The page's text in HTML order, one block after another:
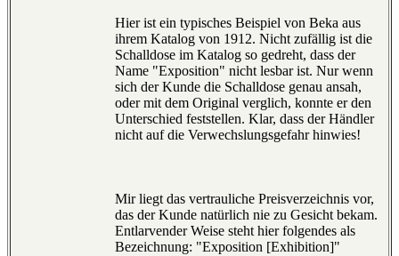
Hier ist ein typisches Beispiel von Beka aus
ihrem Katalog von 1912. Nicht zufällig ist die
Schalldose im Katalog so gedreht, dass der
Name "Exposition" nicht lesbar ist. Nur wenn
sich der Kunde die Schalldose genau ansah,
oder mit dem Original verglich, konnte er den
Unterschied feststellen. Klar, dass der Händler
nicht auf die Verwechslungsgefahr hinwies!
Mir liegt das vertrauliche Preisverzeichnis vor,
das der Kunde natürlich nie zu Gesicht bekam.
Entlarvender Weise steht hier folgendes als
Bezeichnung: "Exposition [Exhibition]"